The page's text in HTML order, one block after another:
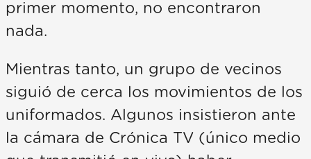
primer momento, no encontraron
nada.
Mientras tanto, un grupo de vecinos
siguió de cerca los movimientos de los
uniformados. Algunos insistieron ante
la cámara de Crónica TV (único medio